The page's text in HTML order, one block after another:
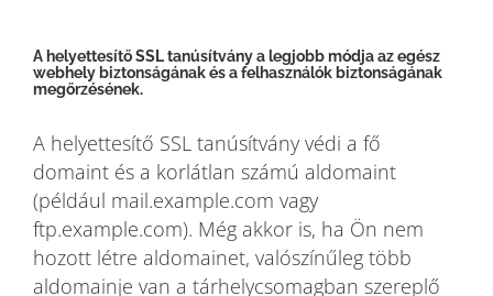
A helyettesítő SSL tanúsítvány a legjobb módja az egész
webhely biztonságának és a felhasználók biztonságának
megőrzésének.
A helyettesítő SSL tanúsítvány védi a fő
domaint és a korlátlan számú aldomaint
(például mail.example.com vagy
ftp.example.com). Még akkor is, ha Ön nem
hozott létre aldomainet, valószínűleg több
aldomainje van a tárhelycsomagban szereplő